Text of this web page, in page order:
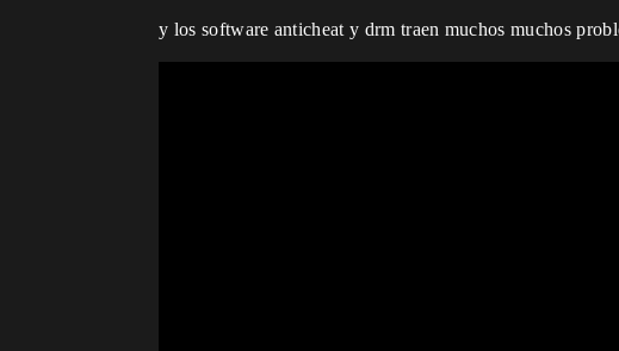
y los software anticheat y drm traen muchos muchos